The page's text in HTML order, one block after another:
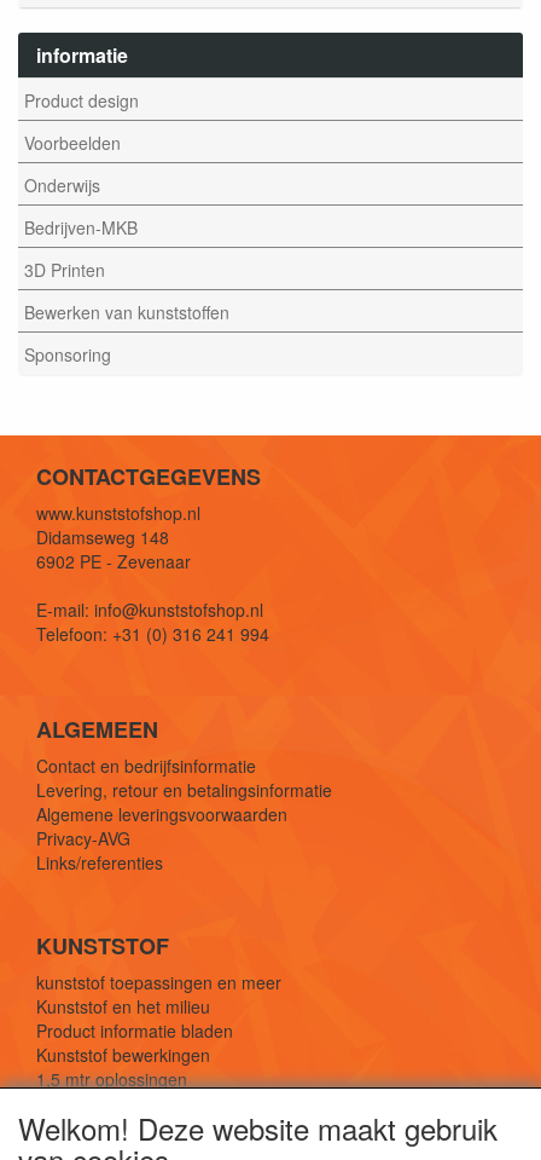
informatie
Product design
Voorbeelden
Onderwijs
Bedrijven-MKB
3D Printen
Bewerken van kunststoffen
Sponsoring
CONTACTGEGEVENS
www.kunststofshop.nl
Didamseweg 148
6902 PE - Zevenaar
E-mail: info@kunststofshop.nl
Telefoon: +31 (0) 316 241 994
ALGEMEEN
Contact en bedrijfsinformatie
Levering, retour en betalingsinformatie
Algemene leveringsvoorwaarden
Privacy-AVG
Links/referenties
KUNSTSTOF
kunststof toepassingen en meer
Kunststof en het milieu
Product informatie bladen
Kunststof bewerkingen
1,5 mtr oplossingen
Welkom! Deze website maakt gebruik